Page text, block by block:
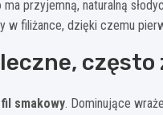
przyjemną, naturalną
w filiżance, dzięki czemu
często
smakowy. Dominujące